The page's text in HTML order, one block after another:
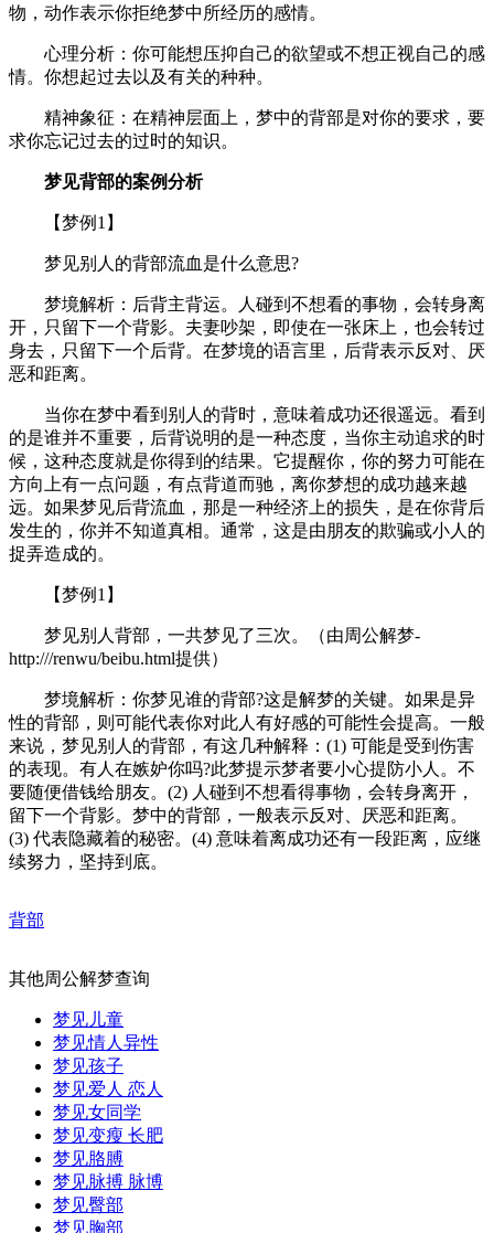
物，动作表示你拒绝梦中所经历的感情。
心理分析：你可能想压抑自己的欲望或不想正视自己的感
情。你想起过去以及有关的种种。
精神象征：在精神层面上，梦中的背部是对你的要求，要
求你忘记过去的过时的知识。
梦见背部的案例分析
【梦例1】
梦见别人的背部流血是什么意思?
梦境解析：后背主背运。人碰到不想看的事物，会转身离
开，只留下一个背影。夫妻吵架，即使在一张床上，也会转过
身去，只留下一个后背。在梦境的语言里，后背表示反对、厌
恶和距离。
当你在梦中看到别人的背时，意味着成功还很遥远。看到
的是谁并不重要，后背说明的是一种态度，当你主动追求的时
候，这种态度就是你得到的结果。它提醒你，你的努力可能在
方向上有一点问题，有点背道而驰，离你梦想的成功越来越
远。如果梦见后背流血，那是一种经济上的损失，是在你背后
发生的，你并不知道真相。通常，这是由朋友的欺骗或小人的
捉弄造成的。
【梦例1】
梦见别人背部，一共梦见了三次。（由周公解梦-
http:///renwu/beibu.html提供）
梦境解析：你梦见谁的背部?这是解梦的关键。如果是异
性的背部，则可能代表你对此人有好感的可能性会提高。一般
来说，梦见别人的背部，有这几种解释：(1) 可能是受到伤害
的表现。有人在嫉妒你吗?此梦提示梦者要小心提防小人。不
要随便借钱给朋友。(2) 人碰到不想看得事物，会转身离开，
留下一个背影。梦中的背部，一般表示反对、厌恶和距离。
(3) 代表隐藏着的秘密。(4) 意味着离成功还有一段距离，应继
续努力，坚持到底。
背部
其他周公解梦查询
梦见儿童
梦见情人异性
梦见孩子
梦见爱人 恋人
梦见女同学
梦见变瘦 长肥
梦见胳膊
梦见脉搏 脉博
梦见臀部
梦见胸部